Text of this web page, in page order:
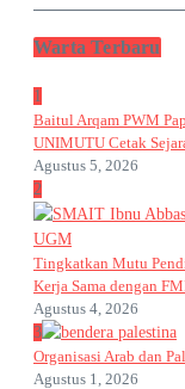
Warta Terbaru
1
Baitul Arqam PWM
UNIMUTU Cetak
Agustus 5, 2026
2
Tingkatkan Mutu
Kerja Sama dengan
Agustus 4, 2026
3
Organisasi Arab dan
Agustus 1, 2026